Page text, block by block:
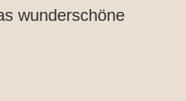
wunderschöne